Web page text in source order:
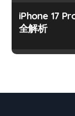
iPhone 17
全解析